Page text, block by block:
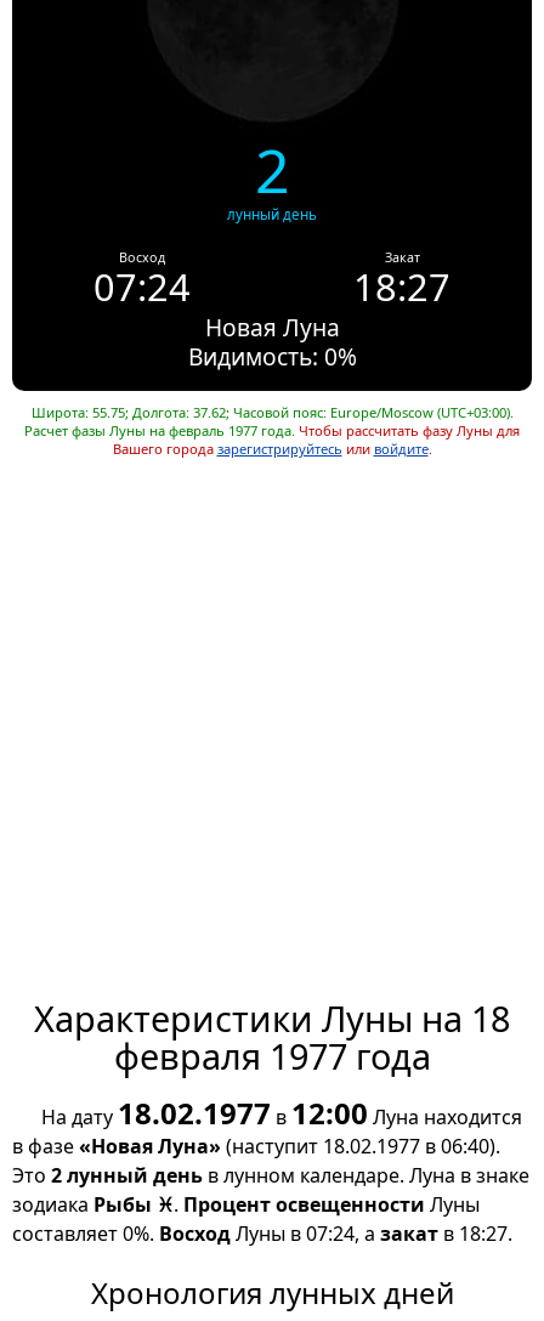
2
лунный день
Восход
07:24
Закат
18:27
Новая Луна
Видимость: 0%
Широта: 55.75; Долгота: 37.62; Часовой пояс: Europe/Moscow (UTC+03:00).
Расчет фазы Луны на февраль 1977 года. Чтобы рассчитать фазу Луны для
Вашего города зарегистрируйтесь или войдите.
Характеристики Луны на 18
февраля 1977 года
На дату 18.02.1977 в 12:00 Луна находится
в фазе«Новая Луна»(наступит 18.02.1977 в 06:40).
Это 2 лунный день в лунном календаре. Луна в знаке
зодиака Рыбы ♓. Процент освещенности Луны
составляет 0%. ВосходЛуны в 07:24, а закат в 18:27.
Хронология лунных дней